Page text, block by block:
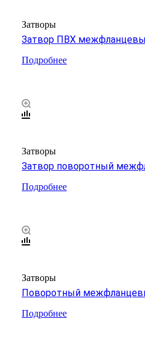
Затворы
Затвор ПВХ
Подробнее
Затворы
Затвор поворотный
Подробнее
Затворы
Поворотный
Подробнее